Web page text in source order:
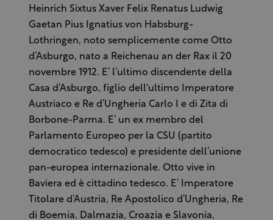
Heinrich Sixtus Xaver Felix Renatus Ludwig
Gaetan Pius Ignatius von Habsburg-
Lothringen, noto semplicemente come Otto
d’Asburgo, nato a Reichenau an der Rax il 20
novembre 1912. E’ l’ultimo discendente della
Casa d’Asburgo, figlio dell'ultimo Imperatore
Austriaco e Re d’Ungheria Carlo I e di Zita di
Borbone-Parma. E’ un ex membro del
Parlamento Europeo per la CSU (partito
democratico tedesco) e presidente dell’unione
pan-europea internazionale. Otto vive in
Baviera ed è cittadino tedesco. E’ Imperatore
Titolare d’Austria, Re Apostolico d’Ungheria, Re
di Boemia, Dalmazia, Croazia e Slavonia,